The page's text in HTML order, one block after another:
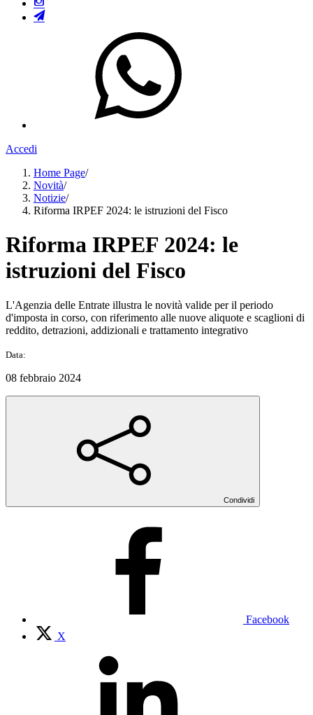
Accedi
Home Page/
Novità/
Notizie/
Riforma IRPEF 2024: le istruzioni del Fisco
Riforma IRPEF 2024: le
istruzioni del Fisco
L'Agenzia delle Entrate illustra le novità valide per il periodo
d'imposta in corso, con riferimento alle nuove aliquote e scaglioni di
reddito, detrazioni, addizionali e trattamento integrativo
Data:
08 febbraio 2024
Condividi
Facebook
X